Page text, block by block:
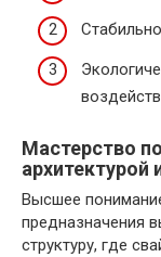
Мастерство
архитектурой
Высшее
предназначения
структуру, где